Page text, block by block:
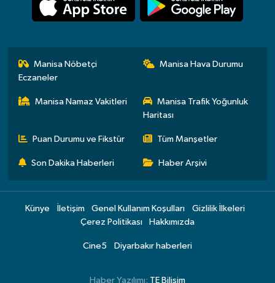
Manisa Nöbetçi
Eczaneler
Manisa Hava Durumu
Manisa Namaz Vakitleri
Manisa Trafik Yoğunluk
Haritası
Puan Durumu ve Fikstür Tüm Manşetler
Son Dakika Haberleri Haber Arşivi
Künye İletişim Genel Kullanım Koşulları
Gizlilik İlkeleri
Çerez Politikası
Hakkımızda
Cine5 Diyarbakır haberleri
Haber Yazılımı: TE Bilişim